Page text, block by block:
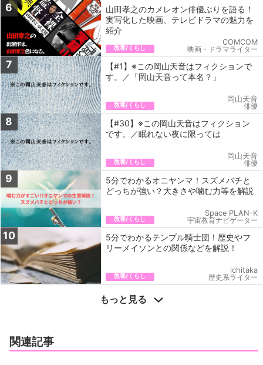
6
山田孝之のカメレオン俳優ぶりを語る！
実写化した映画、テレビドラマの魅力を
紹介
教養/くらし
COMCOM
映画・ドラマライター
7
【#1】※この岡山天音はフィクションで
す。／「岡山天音って本名？」
教養/くらし
岡山天音
俳優
8
【#30】※この岡山天音はフィクション
です。／眠れない夜に限っては
教養/くらし
岡山天音
俳優
9
5分でわかるオニヤンマ！スズメバチと
どっちが強い？大きさや噛む力等を解説
教養/くらし
Space PLAN-K
宇宙教育ナビゲーター
10
5分でわかるテンプル騎士団！歴史やフ
リーメイソンとの関係などを解説！
教養/くらし
ichitaka
歴史系ライター
もっと見る
関連記事